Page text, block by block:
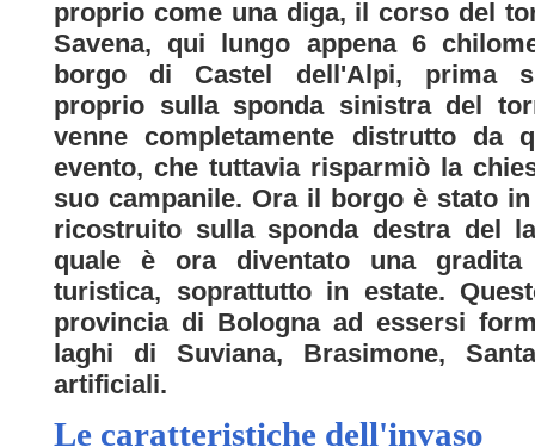
proprio come una diga, il corso del
Savena, qui lungo appena 6
borgo di Castel dell'Alpi, prima
proprio sulla sponda sinistra del
venne completamente distrutto da
evento, che tuttavia risparmiò la
suo campanile. Ora il borgo è stato
ricostruito sulla sponda destra del
quale è ora diventato una gradita
turistica, soprattutto in estate.
provincia di Bologna ad essersi
laghi di Suviana, Brasimone,
artificiali.
Le caratteristiche dell'invaso